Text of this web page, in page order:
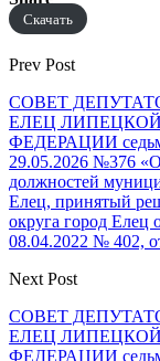
Скачать
Prev Post
СОВЕТ
ЕЛЕЦ
ФЕДЕРАЦИИ
29.05.2026 №376
должностей
Елец, принятый
округа город Елец
08.04.2022 № 402,
Next Post
СОВЕТ
ЕЛЕЦ
ФЕДЕРАЦИИ